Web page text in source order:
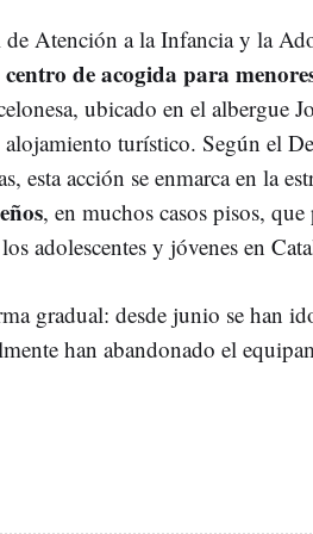
Atención a la Infancia y la
centro de acogida para
ubicado en el albergue
turístico. Según el
esta acción se enmarca en la
, en muchos casos pisos,
adolescentes y jóvenes en
gradual: desde junio se han
han abandonado el